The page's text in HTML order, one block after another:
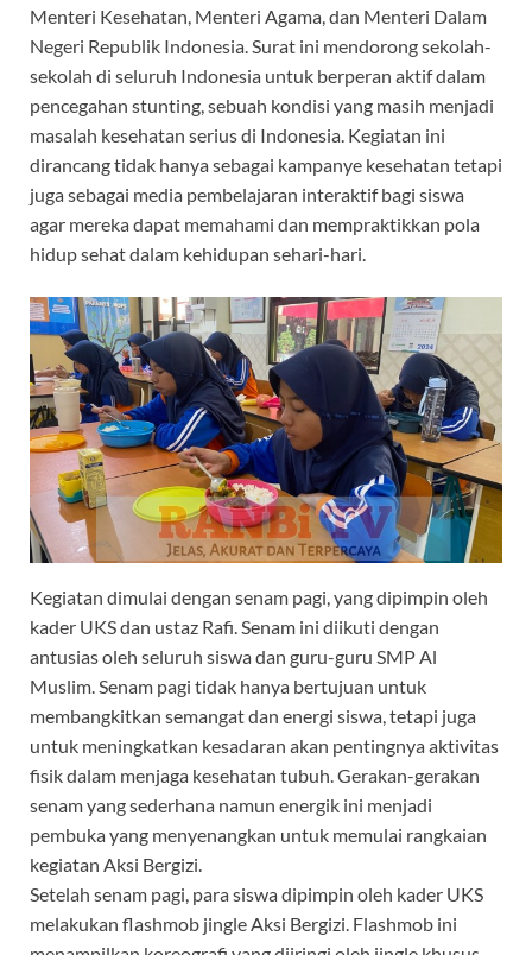
Menteri Kesehatan, Menteri Agama, dan Menteri Dalam
Negeri Republik Indonesia. Surat ini mendorong sekolah-
sekolah di seluruh Indonesia untuk berperan aktif dalam
pencegahan stunting, sebuah kondisi yang masih menjadi
masalah kesehatan serius di Indonesia. Kegiatan ini
dirancang tidak hanya sebagai kampanye kesehatan tetapi
juga sebagai media pembelajaran interaktif bagi siswa
agar mereka dapat memahami dan mempraktikkan pola
hidup sehat dalam kehidupan sehari-hari.
Kegiatan dimulai dengan senam pagi, yang dipimpin oleh
kader UKS dan ustaz Rafi. Senam ini diikuti dengan
antusias oleh seluruh siswa dan guru-guru SMP Al
Muslim. Senam pagi tidak hanya bertujuan untuk
membangkitkan semangat dan energi siswa, tetapi juga
untuk meningkatkan kesadaran akan pentingnya aktivitas
fisik dalam menjaga kesehatan tubuh. Gerakan-gerakan
senam yang sederhana namun energik ini menjadi
pembuka yang menyenangkan untuk memulai rangkaian
kegiatan Aksi Bergizi.
Setelah senam pagi, para siswa dipimpin oleh kader UKS
melakukan flashmob jingle Aksi Bergizi. Flashmob ini